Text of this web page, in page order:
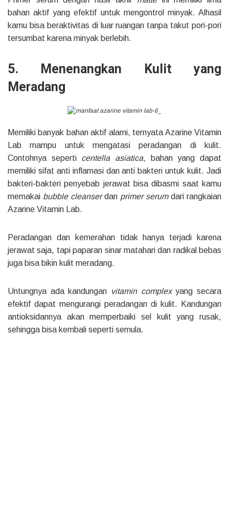
bahan aktif yang efektif untuk mengontrol minyak. Alhasil
kamu bisa beraktivitas di luar ruangan tanpa takut pori-pori
tersumbat karena minyak berlebih.
5. Menenangkan Kulit yang
Meradang
Memiliki banyak bahan aktif alami, ternyata Azarine Vitamin
Lab mampu untuk mengatasi peradangan di kulit.
Contohnya seperti centella asiatica, bahan yang dapat
memiliki sifat anti inflamasi dan anti bakteri untuk kulit. Jadi
bakteri-bakteri penyebab jerawat bisa dibasmi saat kamu
memakai bubble cleanserdan primer serumdari rangkaian
Azarine Vitamin Lab.
Peradangan dan kemerahan tidak hanya terjadi karena
jerawat saja, tapi paparan sinar matahari dan radikal bebas
juga bisa bikin kulit meradang.
Untungnya ada kandungan vitamin complexyang secara
efektif dapat mengurangi peradangan di kulit. Kandungan
antioksidannya akan memperbaiki sel kulit yang rusak,
sehingga bisa kembali seperti semula.